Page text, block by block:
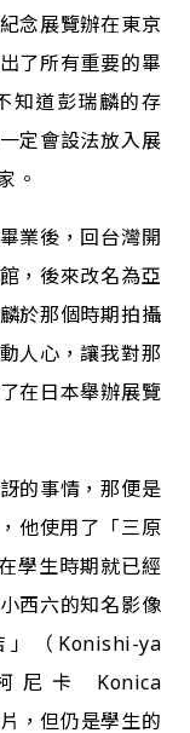
念展覽辦在東京
了所有重要的畢
知道彭瑞麟的存
定會設法放入展
。
業後，回台灣開
，後來改名為亞
於那個時期拍攝
人心，讓我對那
在日本舉辦展覽
的事情，那便是
他使用了 「三原
學生時期就已經
西六的知名影像
（Konishi-ya
尼卡 Konica
，但仍是學生的